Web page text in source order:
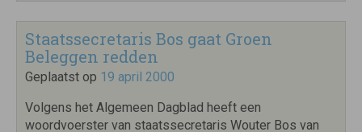
Staatssecretaris Bos gaat Groen
Beleggen redden
Geplaatst op 19 april 2000
Volgens het Algemeen Dagblad heeft een
woordvoerster van staatssecretaris Wouter Bos van